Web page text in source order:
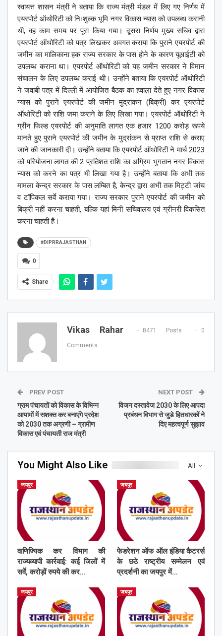
स्वायत्त शासन मंत्री ने बताया कि राज्य मंत्री मंडल में लिए गए निर्णय में
एयरपोर्ट ऑथोरिटी को निःशुल्क भूमि नगर विकास न्यास को उपलब्ध करानी
थी, वह काम समय पर पूरा किया गया। दूसरा निर्णय मुख्य सचिव द्वारा
एयरपोर्ट ऑथोरिटी को पत्र लिखकर अवगत कराया कि पुराने एयरपोर्ट की
जमीन का मालिकाना हक राज्य सरकार के पास होने के कारण यूआईटी को
उपलब्ध कराना था। एयरपोर्ट ऑथोरिटी को यह जमीन सरकार ने विमान
संचालन के लिए उपलब्ध कराई थी। उन्होंने बताया कि एयरपोर्ट ऑथोरिटी
ने जवाबी पत्र में दिल्ली में आयोजित बैठक का हवाला देते हुए नगर विकास
न्यास को पुराने एयरपोर्ट की जमीन मुद्रांकन (बिक्री) कर एयरपोर्ट
ऑथोरिटी को राशि जमा कराने के लिए लिखा गया। एयरपोर्ट ऑथोरिटी ने
ग्रीन फिल्ड एयरपोर्ट की अनुमाति लागत एक हजार 1200 करोड़ रूपये
मानते हुए पुराने एयरपोर्ट की जमीन के मुद्रांकन से प्राप्त राशि से कराए
जाने की जानकारी दी। उन्होंने बताया कि एयरपोर्ट ऑथोरिटी ने मार्च 2023
को परियोजना लागत की 2 प्रतिशत राशि का अग्रिम भुगतान नगर विकास
न्यास को करने का पत्र भी लिखा गया है। उन्होंने बताया कि अभी तक
मामला केन्द्र सरकार के पास लम्बित है, केन्द्र द्वारा अभी तक मिट्टी जांच
व टॉपिकल सर्वे कराया गया। राज्य सरकार पुराने एयरपोर्ट की जमीन को
बिक्री नहीं करना चाहती, बल्कि यहां मिनी सचिवालय एवं ग्रीनरी विकसित
करना चाहती है।
#DIPRRAJASTHAN
0
Share
Vikas Rahar 8471 Posts 0
Comments
PREV POST
ग्राम पंचायतों को विकास के विभिन्न
आयामों में सशक्त कर बनाएंगे प्रदेश
को 2030 तक अग्रणी – ग्रामीण
विकास एवं पंचायती राज मंत्री
NEXT POST
विजन दस्तावेज 2030 के लिए आपदा
प्रबंधन विभाग से जुडे हितधारकों ने
दिए महत्वपूर्ण सुझाव
All
You Might Also Like
जयपुर
वाणिज्यिक कर विभाग की
राज्यव्यापी कार्रवाई: कई जिलों में
सर्वे, करोड़ों रुपये की कर…
जयपुर
फेडरेशन ऑफ ऑल इंडिया कैटरर्स
के छठे राष्ट्रीय सम्मेलन एवं
प्रदर्शनी का जयपुर में…
जयपुर जयपुर